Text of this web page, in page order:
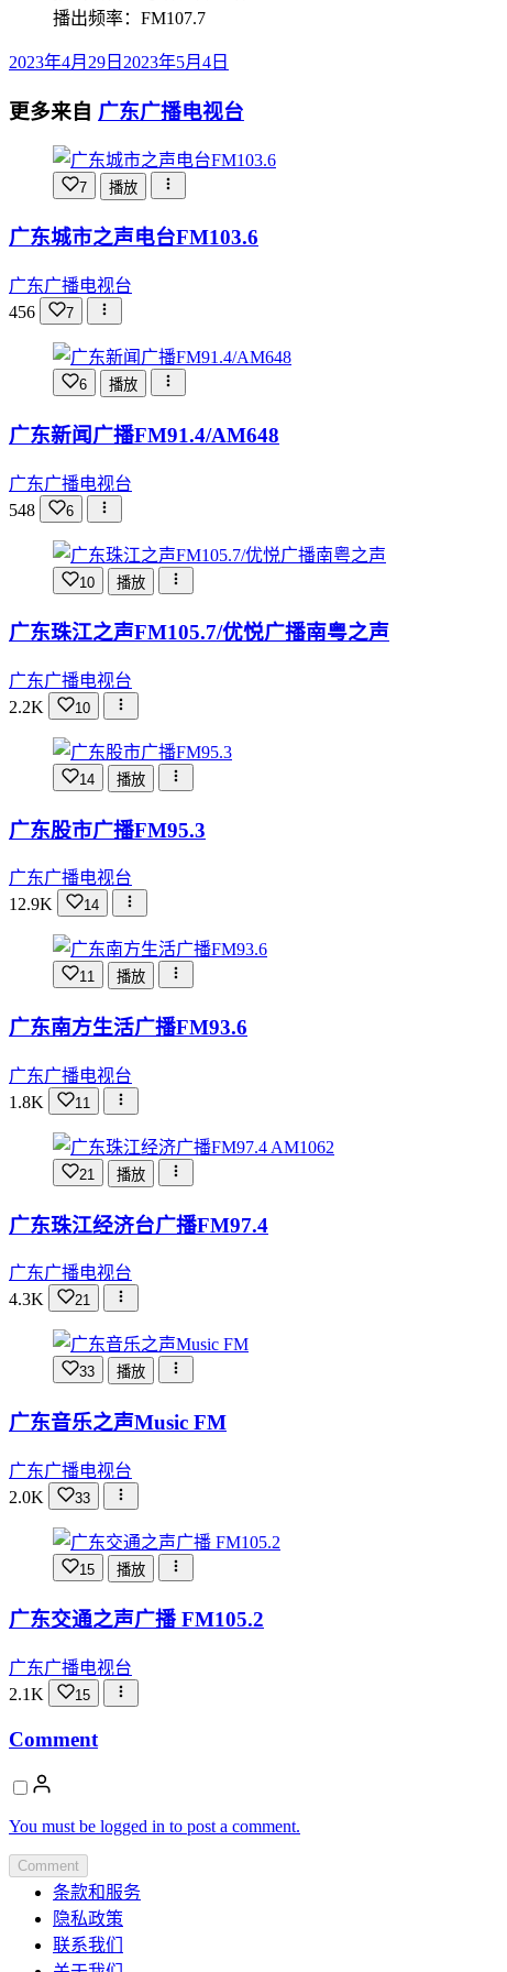
播出频率：FM107.7
2023年4月29日 2023年5月4日
更多来自 广东广播电视台
7 播放
广东城市之声电台FM103.6
广东广播电视台
456
7
6 播放
广东新闻广播FM91.4/AM648
广东广播电视台
548
6
10 播放
广东珠江之声FM105.7/优悦广播南粤之声
广东广播电视台
2.2K
10
14 播放
广东股市广播FM95.3
广东广播电视台
12.9K
14
11 播放
广东南方生活广播FM93.6
广东广播电视台
1.8K
11
21 播放
广东珠江经济台广播FM97.4
广东广播电视台
4.3K
21
33 播放
广东音乐之声Music FM
广东广播电视台
2.0K
33
15 播放
广东交通之声广播 FM105.2
广东广播电视台
2.1K
15
Comment
You must be logged in to post a comment.
Comment
条款和服务
隐私政策
联系我们